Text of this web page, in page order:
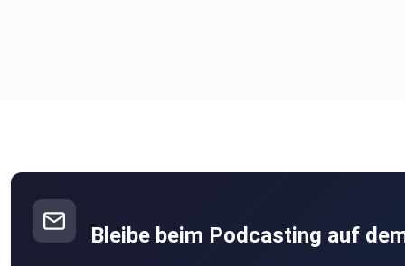
Bleibe beim Podcasting auf